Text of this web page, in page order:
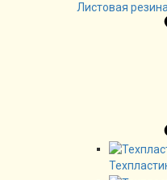
Листовая резина